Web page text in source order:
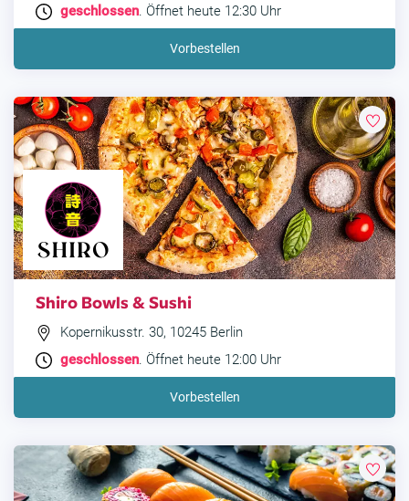
geschlossen. Öffnet heute 12:30 Uhr
Vorbestellen
Shiro Bowls & Sushi
Kopernikusstr. 30, 10245 Berlin
geschlossen. Öffnet heute 12:00 Uhr
Vorbestellen